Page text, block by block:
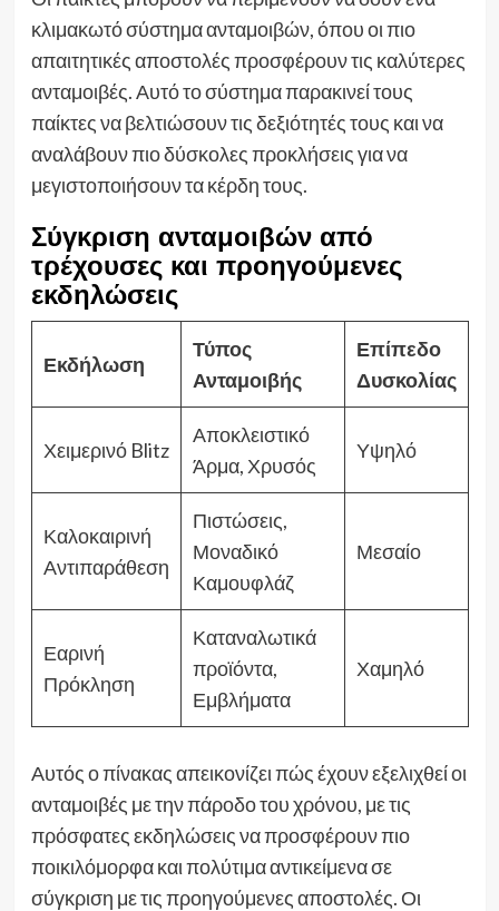
κλιμακωτό σύστημα ανταμοιβών, όπου οι πιο
απαιτητικές αποστολές προσφέρουν τις καλύτερες
ανταμοιβές. Αυτό το σύστημα παρακινεί τους
παίκτες να βελτιώσουν τις δεξιότητές τους και να
αναλάβουν πιο δύσκολες προκλήσεις για να
μεγιστοποιήσουν τα κέρδη τους.
Σύγκριση ανταμοιβών από
τρέχουσες και προηγούμενες
εκδηλώσεις
Εκδήλωση
Τύπος
Ανταμοιβής
Επίπεδο
Δυσκολίας
Χειμερινό Blitz
Αποκλειστικό
Άρμα, Χρυσός
Υψηλό
Καλοκαιρινή
Αντιπαράθεση
Πιστώσεις,
Μοναδικό
Καμουφλάζ
Μεσαίο
Εαρινή
Πρόκληση
Καταναλωτικά
προϊόντα,
Εμβλήματα
Χαμηλό
Αυτός ο πίνακας απεικονίζει πώς έχουν εξελιχθεί οι
ανταμοιβές με την πάροδο του χρόνου, με τις
πρόσφατες εκδηλώσεις να προσφέρουν πιο
ποικιλόμορφα και πολύτιμα αντικείμενα σε
σύγκριση με τις προηγούμενες αποστολές. Οι